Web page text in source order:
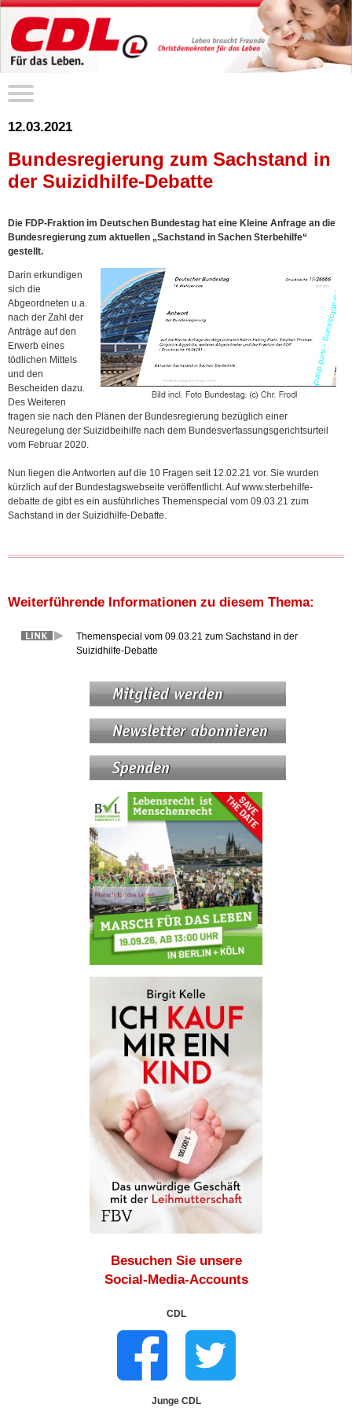
12.03.2021
Bundesregierung zum Sachstand in
der Suizidhilfe-Debatte
Die FDP-Fraktion im Deutschen Bundestag hat eine Kleine Anfrage an die
Bundesregierung zum aktuellen „Sachstand in Sachen Sterbehilfe“
gestellt.
Darin erkundigen
sich die
Abgeordneten u.a.
nach der Zahl der
Anträge auf den
Erwerb eines
tödlichen Mittels
und den
Bescheiden dazu.
Des Weiteren
fragen sie nach den Plänen der Bundesregierung bezüglich einer
Neuregelung der Suizidbeihilfe nach dem Bundesverfassungsgerichtsurteil
vom Februar 2020.
Nun liegen die Antworten auf die 10 Fragen seit 12.02.21 vor. Sie wurden
kürzlich auf der Bundestagswebseite veröffentlicht. Auf www.sterbehilfe-
debatte.de gibt es ein ausführliches Themenspecial vom 09.03.21 zum
Sachstand in der Suizidhilfe-Debatte.
Weiterführende Informationen zu diesem Thema:
Themenspecial vom 09.03.21 zum Sachstand in der
Suizidhilfe-Debatte
Besuchen Sie unsere
Social-Media-Accounts
CDL
Junge CDL